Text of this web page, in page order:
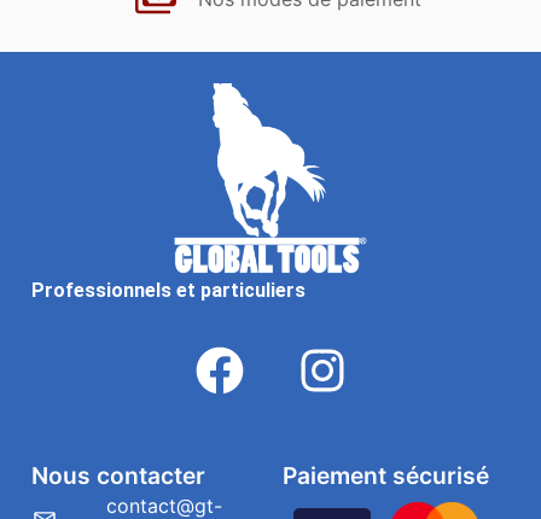
Professionnels et particuliers
Paiement sécurisé
Nous contacter
contact@gt-